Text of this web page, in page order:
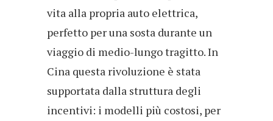
vita alla propria auto elettrica,
perfetto per una sosta durante un
viaggio di medio-lungo tragitto. In
Cina questa rivoluzione è stata
supportata dalla struttura degli
incentivi: i modelli più costosi, per